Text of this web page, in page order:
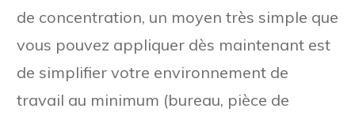
de concentration, un moyen très simple que
vous pouvez appliquer dès maintenant est
de simplifier votre environnement de
travail au minimum (bureau, pièce de